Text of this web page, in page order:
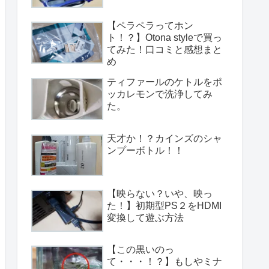
【ペラペラってホン
ト！？】Otona styleで買っ
てみた！口コミと感想まと
め
ティファールのケトルをポ
ッカレモンで洗浄してみ
た。
天才か！？カインズのシャ
ンプーボトル！！
【映らない？いや、映っ
た！】初期型PS２をHDMI
変換して遊ぶ方法
【この黒いのっ
て・・・！？】もしやミナ